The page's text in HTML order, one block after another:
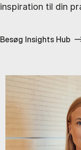
inspiration til din
Besøg Insights Hub